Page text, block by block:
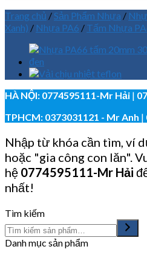
Trang chủ /Sản Phẩm Nhựa /
Xanh) / Nhựa PA6 / Tấm Nhựa
HÀ NỘI: 0774595111-Mr Hải |
TPHCM: 0373031121 - Mr Anh |
Nhập từ khóa cần tìm, ví
hoặc "gia công con lăn".
hệ 0774595111-Mr Hải
nhất!
Tìm kiếm
Danh mục sản phẩm